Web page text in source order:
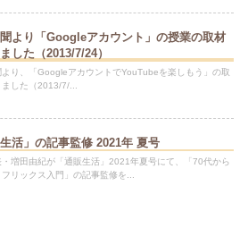
聞より「Googleアカウント」の授業の取材
した（2013/7/24）
より、「GoogleアカウントでYouTubeを楽しもう」の取
した（2013/7/...
生活」の記事監修 2021年 夏号
・増田由紀が「通販生活」2021年夏号にて、「70代から
リックス入門」の記事監修を...